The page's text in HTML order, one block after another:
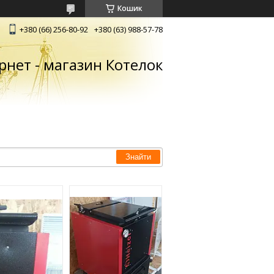
Кошик
+380 (66) 256-80-92 +380 (63) 988-57-78
- магазин Котелок
Знайти